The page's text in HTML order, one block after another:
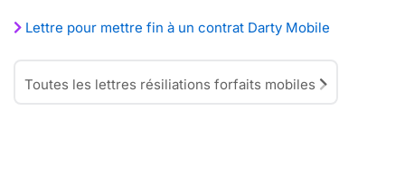
Lettre pour mettre fin à un contrat Darty Mobile
Toutes les lettres résiliations forfaits mobiles